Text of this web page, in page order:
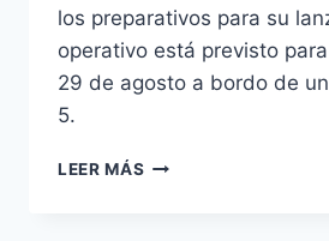
los preparativos para su
operativo está previsto
29 de agosto a bordo de
5.
LEER MÁS